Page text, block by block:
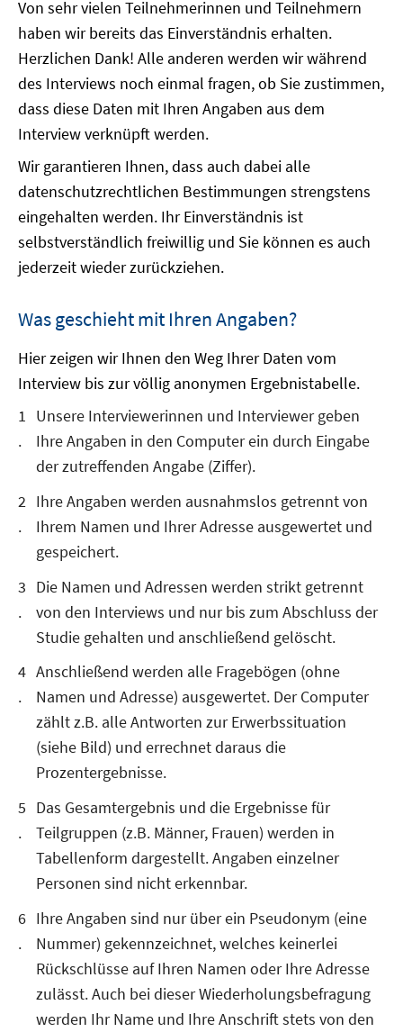
Von sehr vielen Teilnehmerinnen und Teilnehmern
haben wir bereits das Einverständnis erhalten.
Herzlichen Dank! Alle anderen werden wir während
des Interviews noch einmal fragen, ob Sie zustimmen,
dass diese Daten mit Ihren Angaben aus dem
Interview verknüpft werden.
Wir garantieren Ihnen, dass auch dabei alle
datenschutzrechtlichen Bestimmungen strengstens
eingehalten werden. Ihr Einverständnis ist
selbstverständlich freiwillig und Sie können es auch
jederzeit wieder zurückziehen.
Was geschieht mit Ihren Angaben?
Hier zeigen wir Ihnen den Weg Ihrer Daten vom
Interview bis zur völlig anonymen Ergebnistabelle.
Unsere Interviewerinnen und Interviewer geben
Ihre Angaben in den Computer ein durch Eingabe
der zutreffenden Angabe (Ziffer).
Ihre Angaben werden ausnahmslos getrennt von
Ihrem Namen und Ihrer Adresse ausgewertet und
gespeichert.
Die Namen und Adressen werden strikt getrennt
von den Interviews und nur bis zum Abschluss der
Studie gehalten und anschließend gelöscht.
Anschließend werden alle Fragebögen (ohne
Namen und Adresse) ausgewertet. Der Computer
zählt z.B. alle Antworten zur Erwerbssituation
(siehe Bild) und errechnet daraus die
Prozentergebnisse.
Das Gesamtergebnis und die Ergebnisse für
Teilgruppen (z.B. Männer, Frauen) werden in
Tabellenform dargestellt. Angaben einzelner
Personen sind nicht erkennbar.
Ihre Angaben sind nur über ein Pseudonym (eine
Nummer) gekennzeichnet, welches keinerlei
Rückschlüsse auf Ihren Namen oder Ihre Adresse
zulässt. Auch bei dieser Wiederholungsbefragung
werden Ihr Name und Ihre Anschrift stets von den